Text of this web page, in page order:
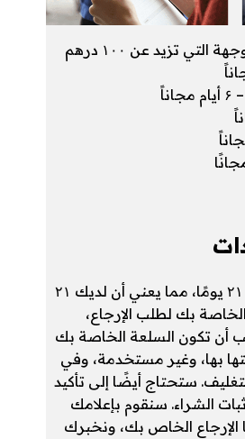
تزيد عن ۱۰۰ درهم
لدينا سياسة إرجاع لمدة ۲۱ يومًا، مما يعني أن لديك ۲۱
بك لطلب الإرجاع،
أن تكون السلعة الخاصة بك
بها، وغير مستخدمة، وفي
ستحتاج أيضًا إلى تأكيد
الشراء. سنقوم بإعلامك
الإرجاع الخاص بك، ونخبرك